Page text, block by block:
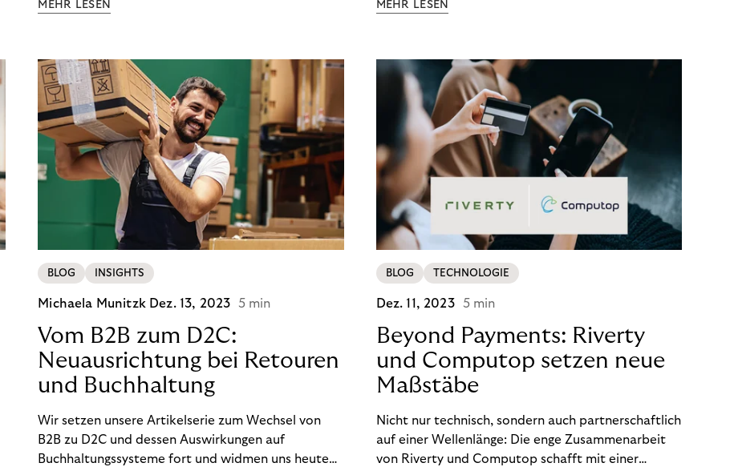
wirksam reduzieren will, braucht keine
MEHR LESEN
Wettbewerbsvorteil. In einem Umfeld steigender
(DSGVO) – geraten viele Unternehmen an die
Grenzen traditioneller Compliance-Mechanismen.
MEHR LESEN
BLOG INSIGHTS
Michaela Munitzk Dez. 13, 2023 5 min
Vom B2B zum D2C:
Neuausrichtung bei Retouren
und Buchhaltung
Wir setzen unsere Artikelserie zum Wechsel von
B2B zu D2C und dessen Auswirkungen auf
Buchhaltungssysteme fort und widmen uns heute
BLOG TECHNOLOGIE
Dez. 11, 2023 5 min
Beyond Payments: Riverty
und Computop setzen neue
Maßstäbe
Nicht nur technisch, sondern auch partnerschaftlich
auf einer Wellenlänge: Die enge Zusammenarbeit
von Riverty und Computop schafft mit einer